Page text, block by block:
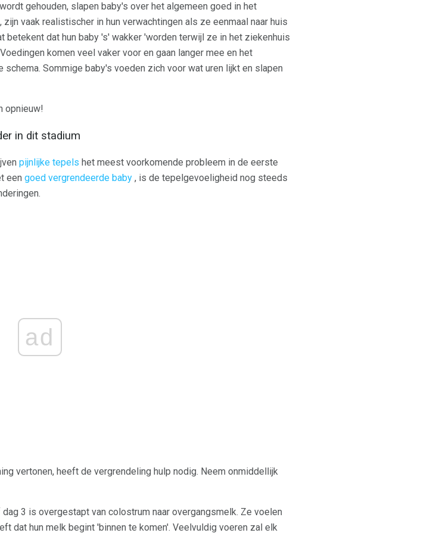
gehouden, slapen baby's over het algemeen goed in het
vaak realistischer in hun verwachtingen als ze eenmaal naar huis
betekent dat hun baby 's' wakker 'worden terwijl ze in het ziekenhuis
komen veel vaker voor en gaan langer mee en het
schema. Sommige baby's voeden zich voor wat uren lijkt en slapen
opnieuw!
in dit stadium
pijnlijke tepels het meest voorkomende probleem in de eerste
een goed vergrendeerde baby , is de tepelgevoeligheid nog steeds
ad
vertonen, heeft de vergrendeling hulp nodig. Neem onmiddellijk
3 is overgestapt van colostrum naar overgangsmelk. Ze voelen
dat hun melk begint 'binnen te komen'. Veelvuldig voeren zal elk